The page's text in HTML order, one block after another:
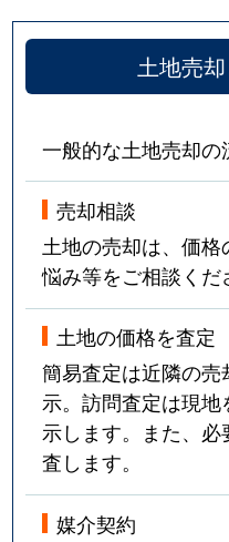
土地売
一般的な土地売却の
売却相談
土地の売却は、価
悩み等をご相談くだ
土地の価格を査定
簡易査定は近隣の
示。訪問査定は現
示します。また、
査します。
媒介契約